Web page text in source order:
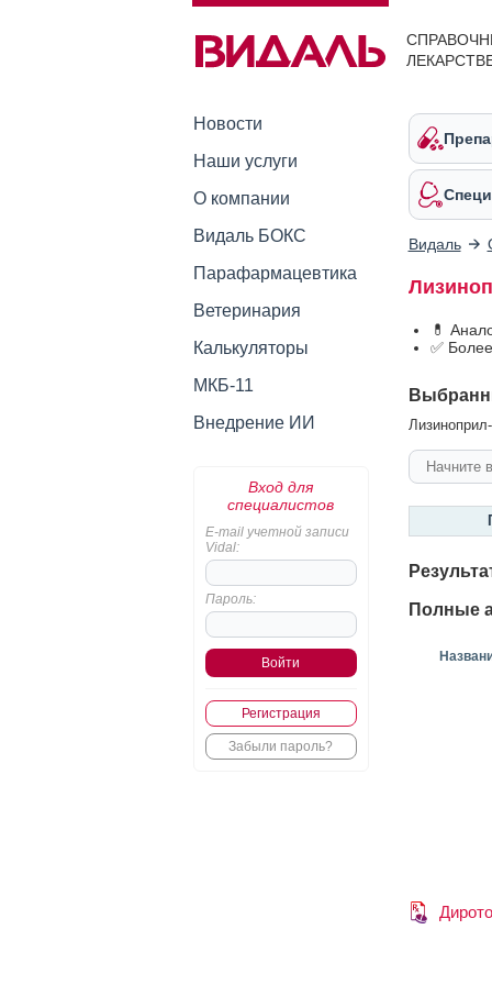
Новости
Наши услуги
О компании
Видаль БОКС
Парафармацевтика
Ветеринария
Калькуляторы
МКБ-11
Внедрение ИИ
Вход для
специалистов
E-mail учетной записи
Vidal:
Пароль:
Регистрация
Забыли пароль?
Видаль
💊
✅
Полные